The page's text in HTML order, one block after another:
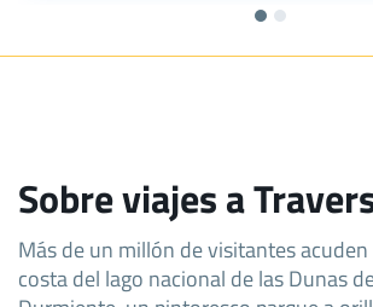
Sobre viajes a
Más de un millón de visitantes
costa del lago nacional de las Dunas